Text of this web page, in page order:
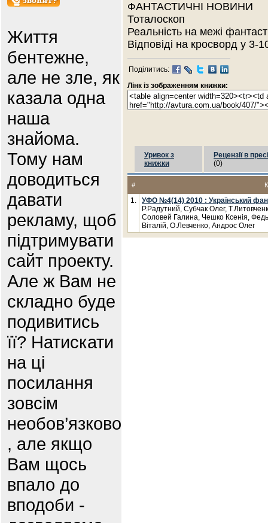
Життя
бентежне,
але не зле, як
казала одна
наша
знайома.
Тому нам
доводиться
давати
рекламу, щоб
підтримувати
сайт проекту.
Але ж Вам не
складно буде
подивитись
її? Натискати
на ці
посилання
зовсім
необов’язково
, але якщо
Вам щось
впало до
вподоби -
ФАНТАСТИЧНІ НОВИНИ
Тоталоскоп
Реальність на межі
Відповіді на кросворд у 3-
Поділитись:
Лінк із зображенням книжки:
Уривок з
книжки
Рецензії в пресі
(0)
#
1.
УФО №4(14) 2010 : Український
Р.Радутний, Субчак Олег,
Соловей Галина, Чешко Ксенія,
Віталій, О.Левченко, Андрос Олег